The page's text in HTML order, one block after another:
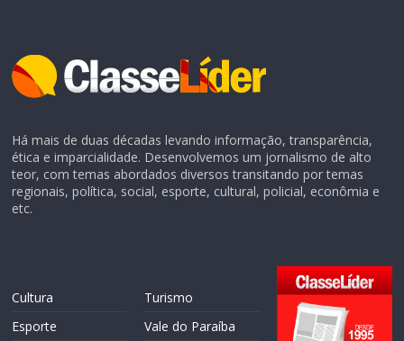
Há mais de duas décadas levando informação, transparência,
ética e imparcialidade. Desenvolvemos um jornalismo de alto
teor, com temas abordados diversos transitando por temas
regionais, política, social, esporte, cultural, policial, econômia e
etc.
Cultura
Esporte
Turismo
Vale do Paraíba